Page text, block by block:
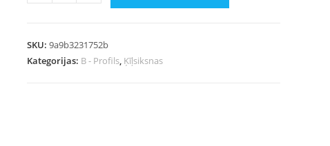
SKU:9a9b3231752b
Kategorijas: B - Profils, Ķīļsiksnas